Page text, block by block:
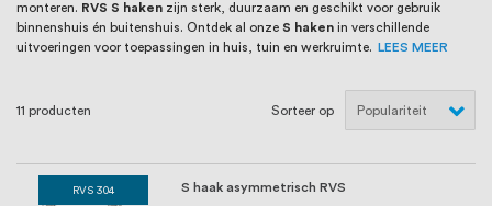
100.000 hoogwaardige RVS artikelen
direct uit voorraad leverbaar. Wij hebben
tevens een eigen werkplaats waar we
jouw specifieke wensen. Al sinds onze
monteren. RVS S haken zijn sterk, duurzaam en geschikt voor gebruik
binnenshuis én buitenshuis. Ontdek al onze S haken in verschillende
uitvoeringen voor toepassingen in huis, tuin en werkruimte.
LEES MEER
11 producten Sorteer op
RVS 304 S haak asymmetrisch RVS